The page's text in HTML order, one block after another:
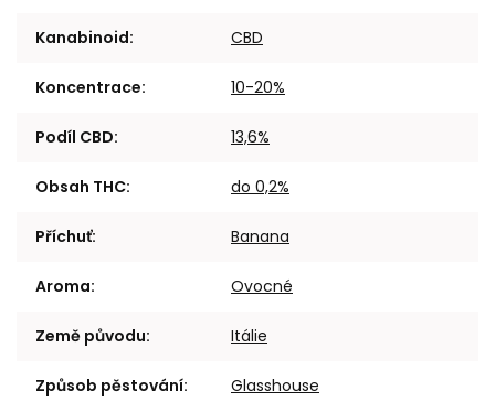
Kanabinoid: CBD
Koncentrace: 10-20%
Podíl CBD: 13,6%
Obsah THC: do 0,2%
Příchuť: Banana
Aroma: Ovocné
Země původu: Itálie
Způsob pěstování: Glasshouse